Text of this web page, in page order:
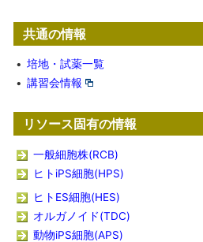
共通の情報
• 培地・試薬一覧
• 講習会情報
リソース固有の情報
一般細胞株(RCB)
ヒトiPS細胞(HPS)
ヒトES細胞(HES)
オルガノイド(TDC)
動物iPS細胞(APS)